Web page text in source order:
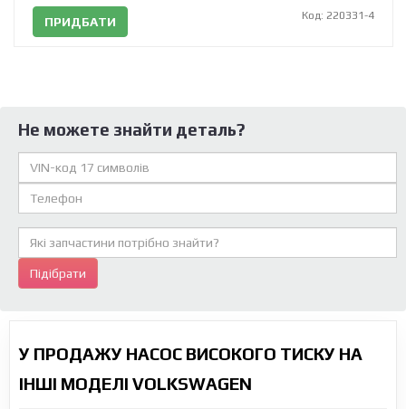
ПРИДБАТИ Код: 220331-4
Не можете знайти деталь?
Підібрати
У ПРОДАЖУ НАСОС ВИСОКОГО ТИСКУ НА
ІНШІ МОДЕЛІ VOLKSWAGEN